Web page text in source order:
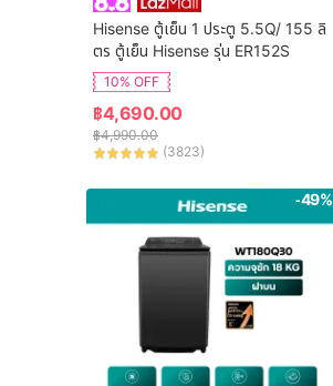
Hisense ตู้เย็น 1 ประตู 5.5Q/ 155 ลิ
ตร ตู้เย็น Hisense รุ่น ER152S
10% OFF
฿4,690.00
฿4,990.00
(3823)
-49%